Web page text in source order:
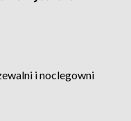
i noclegowni